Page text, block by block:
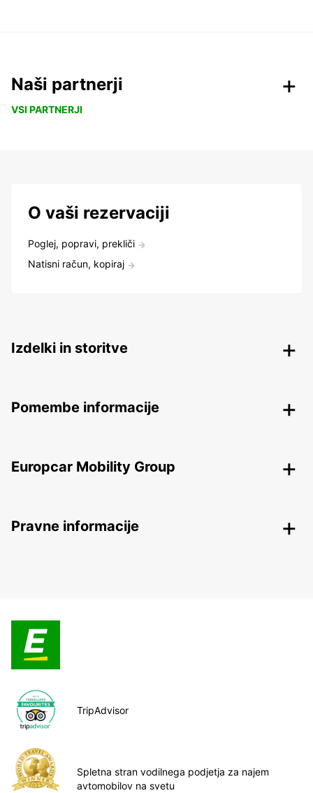
Naši partnerji
VSI PARTNERJI
O vaši rezervaciji
Poglej, popravi, prekliči
Natisni račun, kopiraj
Izdelki in storitve
Pomembe informacije
Europcar Mobility Group
Pravne informacije
TripAdvisor
Spletna stran vodilnega podjetja za najem
avtomobilov na svetu